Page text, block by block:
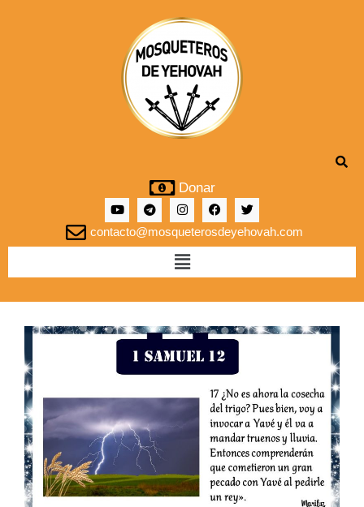
Donar
contacto@mosqueterosdeyehovah.com